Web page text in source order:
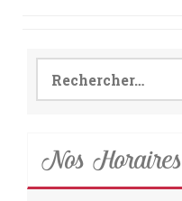
Nos Horaires